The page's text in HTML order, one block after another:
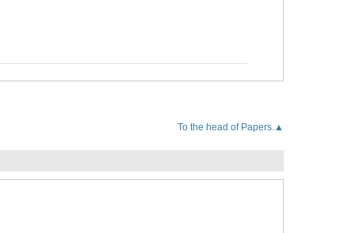
To the head of Papers.▲